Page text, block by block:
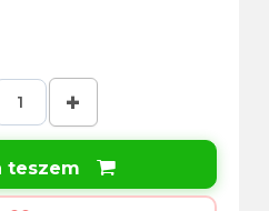
teszem 